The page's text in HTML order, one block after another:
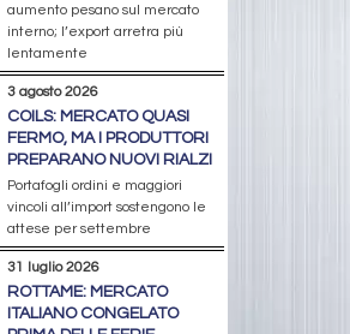
aumento pesano sul mercato
interno; l’export arretra più
lentamente
3 agosto 2026
COILS: MERCATO QUASI
FERMO, MA I PRODUTTORI
PREPARANO NUOVI RIALZI
Portafogli ordini e maggiori
vincoli all’import sostengono le
attese per settembre
31 luglio 2026
ROTTAME: MERCATO
ITALIANO CONGELATO